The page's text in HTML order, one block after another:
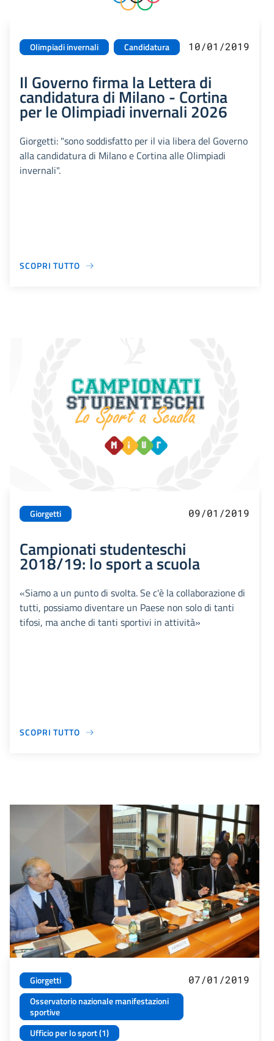
Olimpiadi invernali Candidatura 10/01/2019
Il Governo firma la Lettera di
candidatura di Milano - Cortina
per le Olimpiadi invernali 2026
Giorgetti: "sono soddisfatto per il via libera del Governo
alla candidatura di Milano e Cortina alle Olimpiadi
invernali".
SCOPRI TUTTO
Giorgetti 09/01/2019
Campionati studenteschi
2018/19: lo sport a scuola
«Siamo a un punto di svolta. Se c'è la collaborazione di
tutti, possiamo diventare un Paese non solo di tanti
tifosi, ma anche di tanti sportivi in attività»
SCOPRI TUTTO
Giorgetti
Osservatorio nazionale manifestazioni
sportive
Ufficio per lo sport (1)
07/01/2019